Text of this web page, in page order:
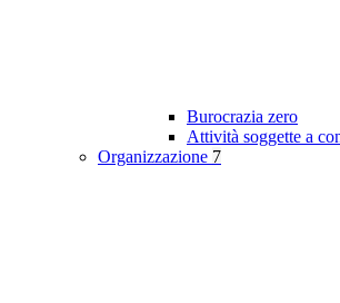
Burocrazia zero
Attività soggette a
Organizzazione 7